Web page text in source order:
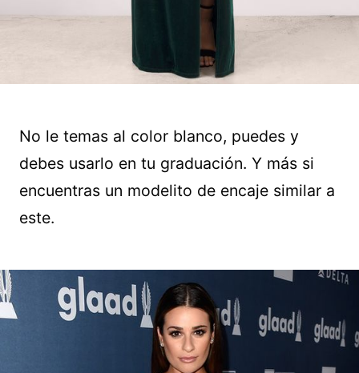
No le temas al color blanco, puedes y
debes usarlo en tu graduación. Y más si
encuentras un modelito de encaje similar a
este.